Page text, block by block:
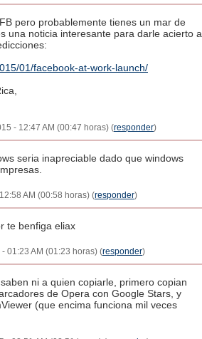
pero probablemente tienes un mar de
una noticia interesante para darle acierto a
01/facebook-at-work-launch/
- 12:47 AM (00:47 horas) (responder)
seria inapreciable dado que windows
AM (00:58 horas) (responder)
te benfiga eliax
01:23 AM (01:23 horas) (responder)
ni a quien copiarle, primero copian
de Opera con Google Stars, y
(que encima funciona mil veces